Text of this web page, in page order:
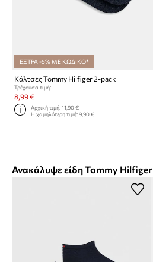
ΕΞΤΡΑ -5% ΜΕ ΚΩΔΙΚΟ*
Κάλτσες Tommy Hilfiger 2-pack
Τρέχουσα τιμή:
8,99 €
Αρχική τιμή:11,90 €
Η χαμηλότερη τιμή:9,90 €
Ανακάλυψε είδη Tommy Hilfiger